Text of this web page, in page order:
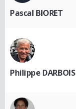
Pascal BIORET
Philippe DARBOIS